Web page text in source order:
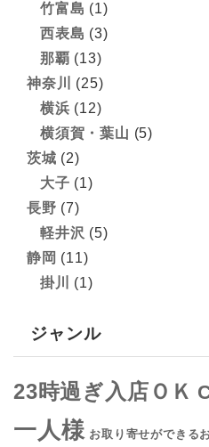
竹富島 (1)
西表島 (3)
那覇 (13)
神奈川
(25)
横浜 (12)
横須賀・葉山 (5)
茨城 (2)
大子 (1)
長野 (7)
軽井沢 (5)
静岡 (11)
掛川
(1)
ジャンル
23時過ぎ入店ＯＫ
一人様 お取り寄せができる